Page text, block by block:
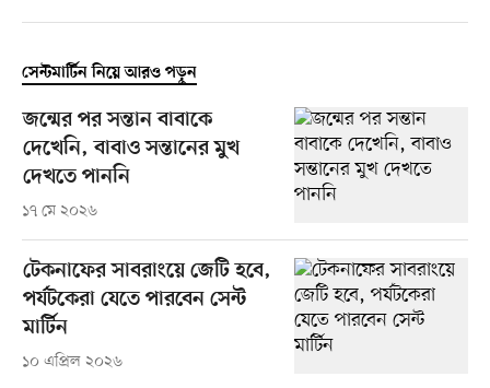
সেন্টমার্টিন নিয়ে আরও পড়ুন
জন্মের পর সন্তান বাবাকে
দেখেনি, বাবাও সন্তানের মুখ
দেখতে পাননি
১৭ মে ২০২৬
টেকনাফের সাবরাংয়ে জেটি হবে,
পর্যটকেরা যেতে পারবেন সেন্ট
মার্টিন
১০ এপ্রিল ২০২৬